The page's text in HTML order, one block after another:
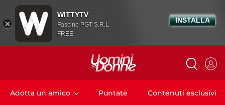
Adotta un amico Puntate Contenuti esclusivi
WITTYTV
Fascino PGT S.R.L
FREE
INSTALLA